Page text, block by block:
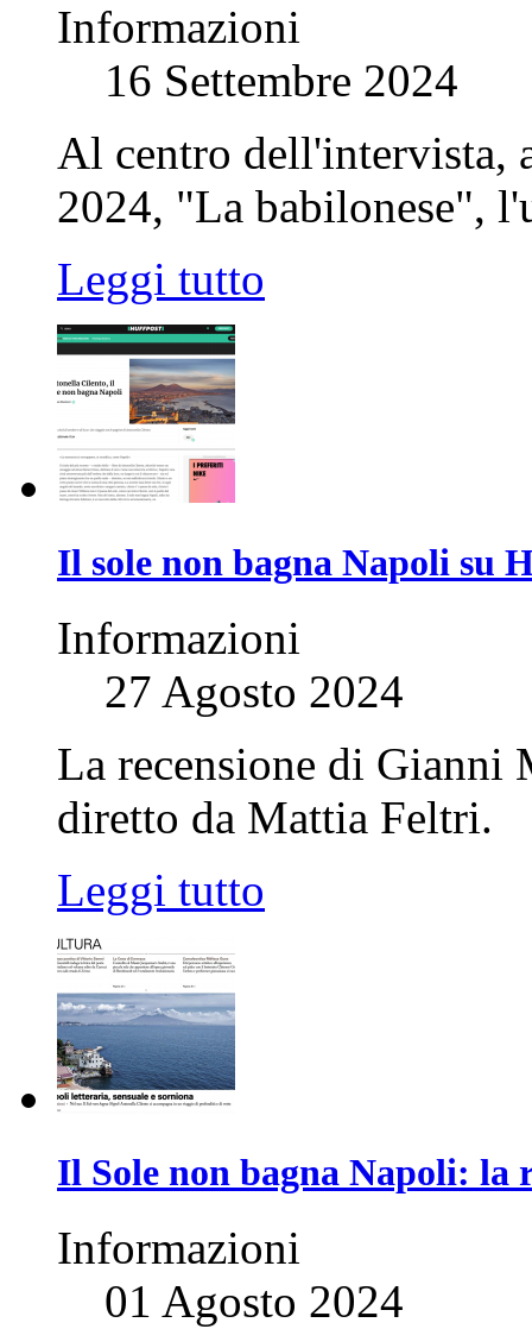
Informazioni
16 Settembre 2024
Al centro dell'intervista,
2024, "La babilonese",
Leggi tutto
Il sole non bagna Napoli su
Informazioni
27 Agosto 2024
La recensione di Gianni
diretto da Mattia Feltri.
Leggi tutto
Il Sole non bagna Napoli: la
Informazioni
01 Agosto 2024